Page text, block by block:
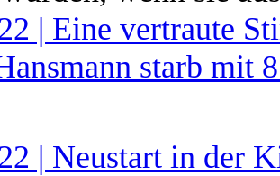
| Eine vertraute
starb mit
| Neustart in der